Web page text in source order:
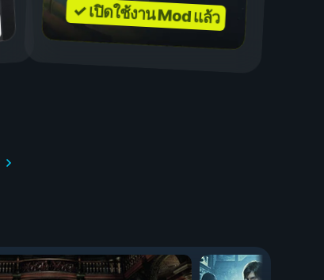
✓ เปิดใช้งาน Mod แล้ว